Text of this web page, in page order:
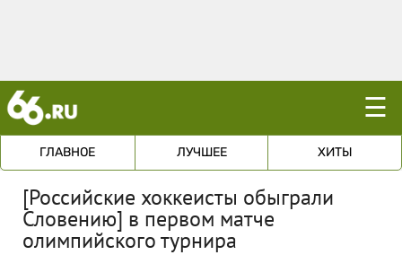
☰
ГЛАВНОЕ ЛУЧШЕЕ ХИТЫ
[Российские хоккеисты обыграли
Словению] в первом матче
олимпийского турнира